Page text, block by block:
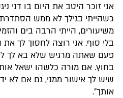
אני זוכר היטב את היום בו דני
כשהייתי בגילך לא ממש
משיעורים, הייתי הרבה בים
בלי סוף. אני רוצה לחסוך לך
פעם שאתה מרגיש שלא בא לך
בחוץ. אם מורה כלשהו ישאל
שיש לך אישור ממני, גם אם לא
אותך".